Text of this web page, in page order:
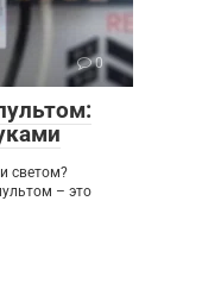
0
светом?
– это